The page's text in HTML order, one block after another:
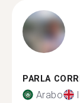
PARLA
Arabo